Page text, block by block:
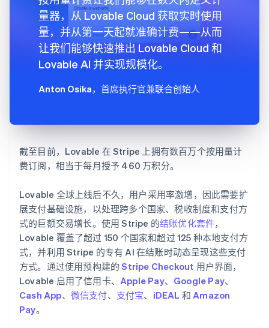
量器，从 Lovable Cloud 获取实时使用
量，并从第一天起就准确计费——从而
让我们能够快速推出 Lovable Cloud 和
Lovable AI 并实现规模化。
Anton Osika，首席执行官兼联合创始人
截至目前，Lovable 在 Stripe 上拥有数百万个按用量计
费订阅，相当于每月授予 460 万积分。
Lovable 全球上线后不久，用户采用率激增，因此需要扩
展支付基础设施，以处理跨多个国家、税收制度和支付方
式的巨额交易增长。使用 Stripe 的结账优化套件，
Lovable 覆盖了超过 150 个国家和超过 125 种本地支付方
式，并利用 Stripe 的专有 AI 在结账时动态呈现这些支付
方式。通过使用预构建的Stripe Checkout 用户界面，
Lovable 启用了信用卡、 Apple Pay、 Google Pay、
Cash App、 微信支付、 支付宝、 iDEAL 和 Amazon
Pay。